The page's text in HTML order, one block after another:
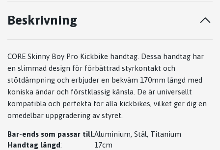
Beskrivning
CORE Skinny Boy Pro Kickbike handtag. Dessa handtag har
en slimmad design för förbättrad styrkontakt och
stötdämpning och erbjuder en bekväm 170mm längd med
koniska ändar och förstklassig känsla. De är universellt
kompatibla och perfekta för alla kickbikes, vilket ger dig en
omedelbar uppgradering av styret.
Bar-ends som passar till:Aluminium, Stål, Titanium
Handtag längd:
17cm